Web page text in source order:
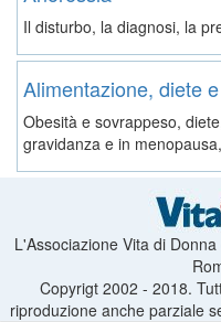
Il disturbo, la diagnosi, la
Alimentazione, diete
Obesità e sovrappeso,
gravidanza e in
L'Associazione Vita di
Copyrigt 2002 - 2018.
riproduzione anche parziale